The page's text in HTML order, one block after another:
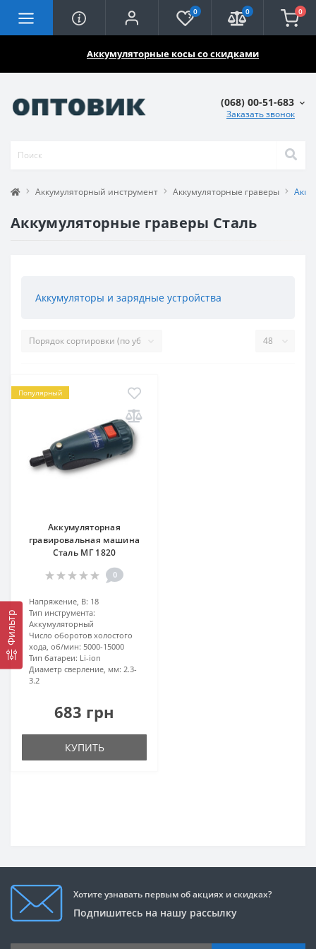
Аккумуляторные косы со скидками
0 0 0
(068) 00-51-683
Заказать звонок
Аккумуляторный инструмент Аккумуляторные граверы
Аккумуляторные граверы Сталь
Фильтр
Аккумуляторы и зарядные устройства
Популярный
Аккумуляторная
гравировальная машина
Сталь МГ 1820
0
Напряжение, В: 18
Тип инструмента:
Аккумуляторный
Число оборотов холостого
хода, об/мин: 5000-15000
Тип батареи: Li-ion
Диаметр сверление, мм: 2.3-
3.2
683 грн
КУПИТЬ
Хотите узнавать первым об акциях и скидках?
Подпишитесь на нашу рассылку